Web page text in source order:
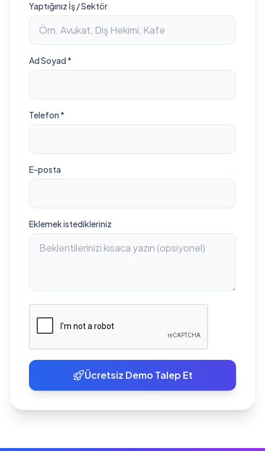
Yaptığınız İş / Sektör
Ad Soyad *
Telefon *
E-posta
Eklemek istedikleriniz
Ücretsiz Demo Talep Et